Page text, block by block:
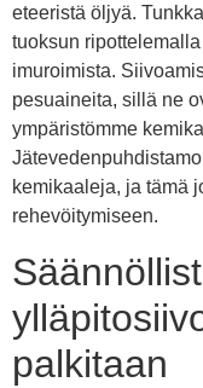
eteeristä öljyä.
tuoksun
imuroimista.
pesuaineita, sillä ne
ympäristömme
kemikaaleja, ja tämä
rehevöitymiseen.
palkitaan